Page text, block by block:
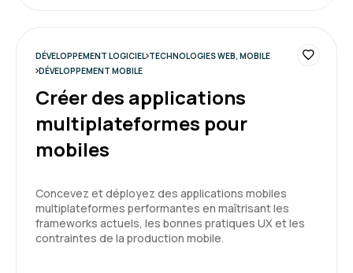
Ines A. Le 26/06/2026
adaptée aux besoins professionnels. Les
formateurs sont à l'écoute et le contenu est
très enrichissant. Je suis entièrement
DÉVELOPPEMENT LOGICIEL TECHNOLOGIES WEB, MOBILE
DÉVELOPPEMENT MOBILE
Créer des applications
multiplateformes pour
mobiles
Concevez et déployez des applications mobiles
multiplateformes performantes en maîtrisant les
frameworks actuels, les bonnes pratiques UX et les
contraintes de la production mobile.